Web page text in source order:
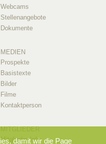
Webcams
Stellenangebote
Dokumente
MEDIEN
Prospekte
Basistexte
Bilder
Filme
Kontaktperson
Mitglieder-Info
damit wir die Page